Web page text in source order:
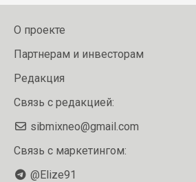
О проекте
Партнерам и инвесторам
Редакция
Связь с редакцией:
sibmixneo@gmail.com
Связь с маркетингом:
@Elize91